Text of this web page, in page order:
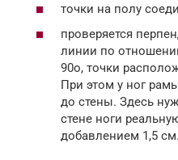
точки на полу
проверяется
линии по
90o, точки
При этом у ног
до стены. Здесь
стене ноги
добавлением 1,5 см.